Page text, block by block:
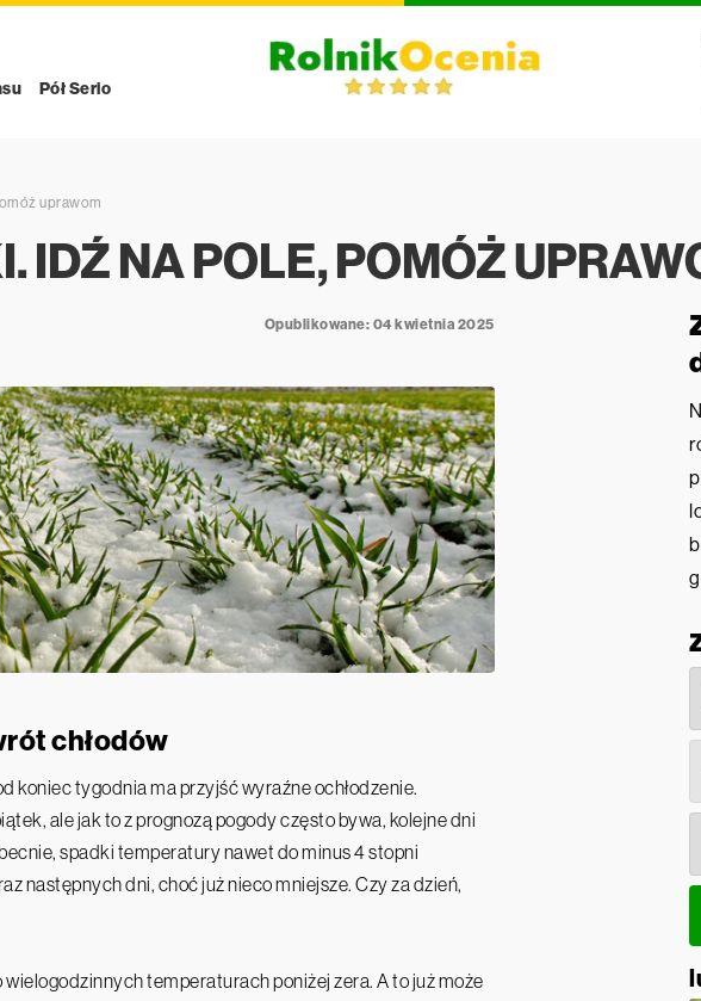
Pół Serio
uprawom
IDŹ NA POLE, POMÓŻ
Opublikowane: 04 kwietnia 2025
chłodów
koniec tygodnia ma przyjść wyraźne ochłodzenie.
ale jak to z prognozą pogody często bywa, kolejne dni
spadki temperatury nawet do minus 4 stopni
następnych dni, choć już nieco mniejsze. Czy za dzień,
temperaturach poniżej zera. A to już może